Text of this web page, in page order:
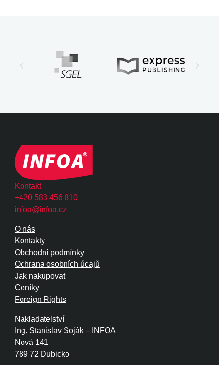
Kontakt
+420 583 456 810
infoa@infoa.cz
Nakladatelství
Ing. Stanislav Soják – INFOA
Nová 141
789 72 Dubicko
O nás
Kontakty
Obchodní podmínky
Ochrana osobních údajů
Jak nakupovat
Ceníky
Foreign Rights